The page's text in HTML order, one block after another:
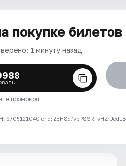
покупке билетов
1 минуту назад
промокод
erid: 25H8d7vbP8SRTvHZrUcdLB